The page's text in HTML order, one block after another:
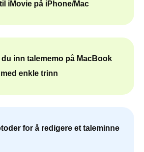
iMovie på iPhone/Mac
inn talememo på MacBook
enkle trinn
for å redigere et taleminne